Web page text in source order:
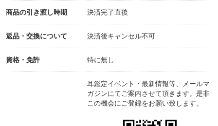
第2章 「レッド」タイプ〈アイドル型〉
第3章 「アース」タイプ〈研究家型〉
第4章 「アイアン」タイプ〈カリスマ型〉
第5章 「リンク」タイプ〈芸術家型〉
第6章 タイプ別・行動アドバイス&アプローチ法
第8章 「目的別」耳つぼMAP
商品の引き渡し時期 決済完了直後
返品・交換について 決済後キャンセル不可
資格・免許 特に無し
耳鑑定イベント・最新情報等、メールマ
ガジンにてご案内させて頂きます。是非
この機会にご登録をお願い致します。